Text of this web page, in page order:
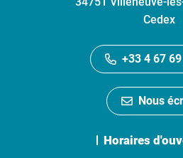
Cedex
+33 4 67
Nous
Horaires